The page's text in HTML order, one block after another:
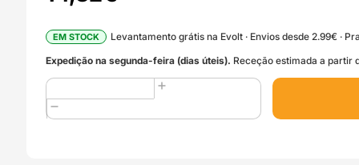
EM STOCK
Levantamento grátis na Evolt · Envios desde 2.99€ ·
Expedição na segunda-feira (dias úteis). Receção estimada a partir
Quantidade
de
PLA